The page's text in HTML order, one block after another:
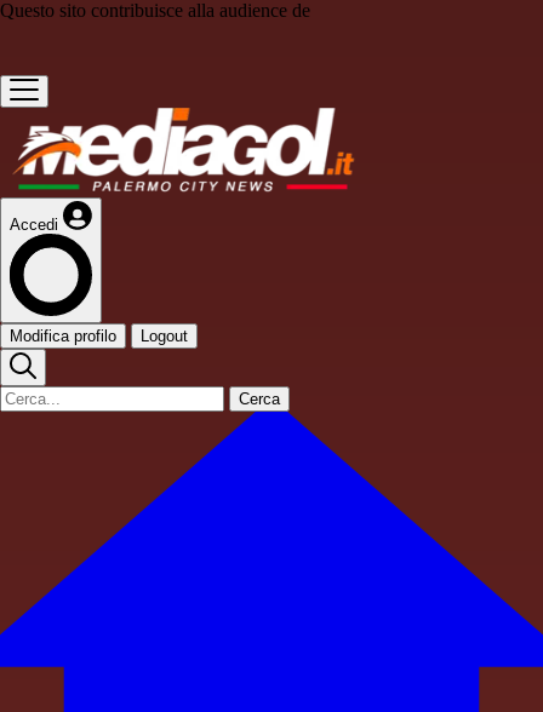
Questo sito contribuisce alla audience de
Accedi
Modifica profilo Logout
Cerca